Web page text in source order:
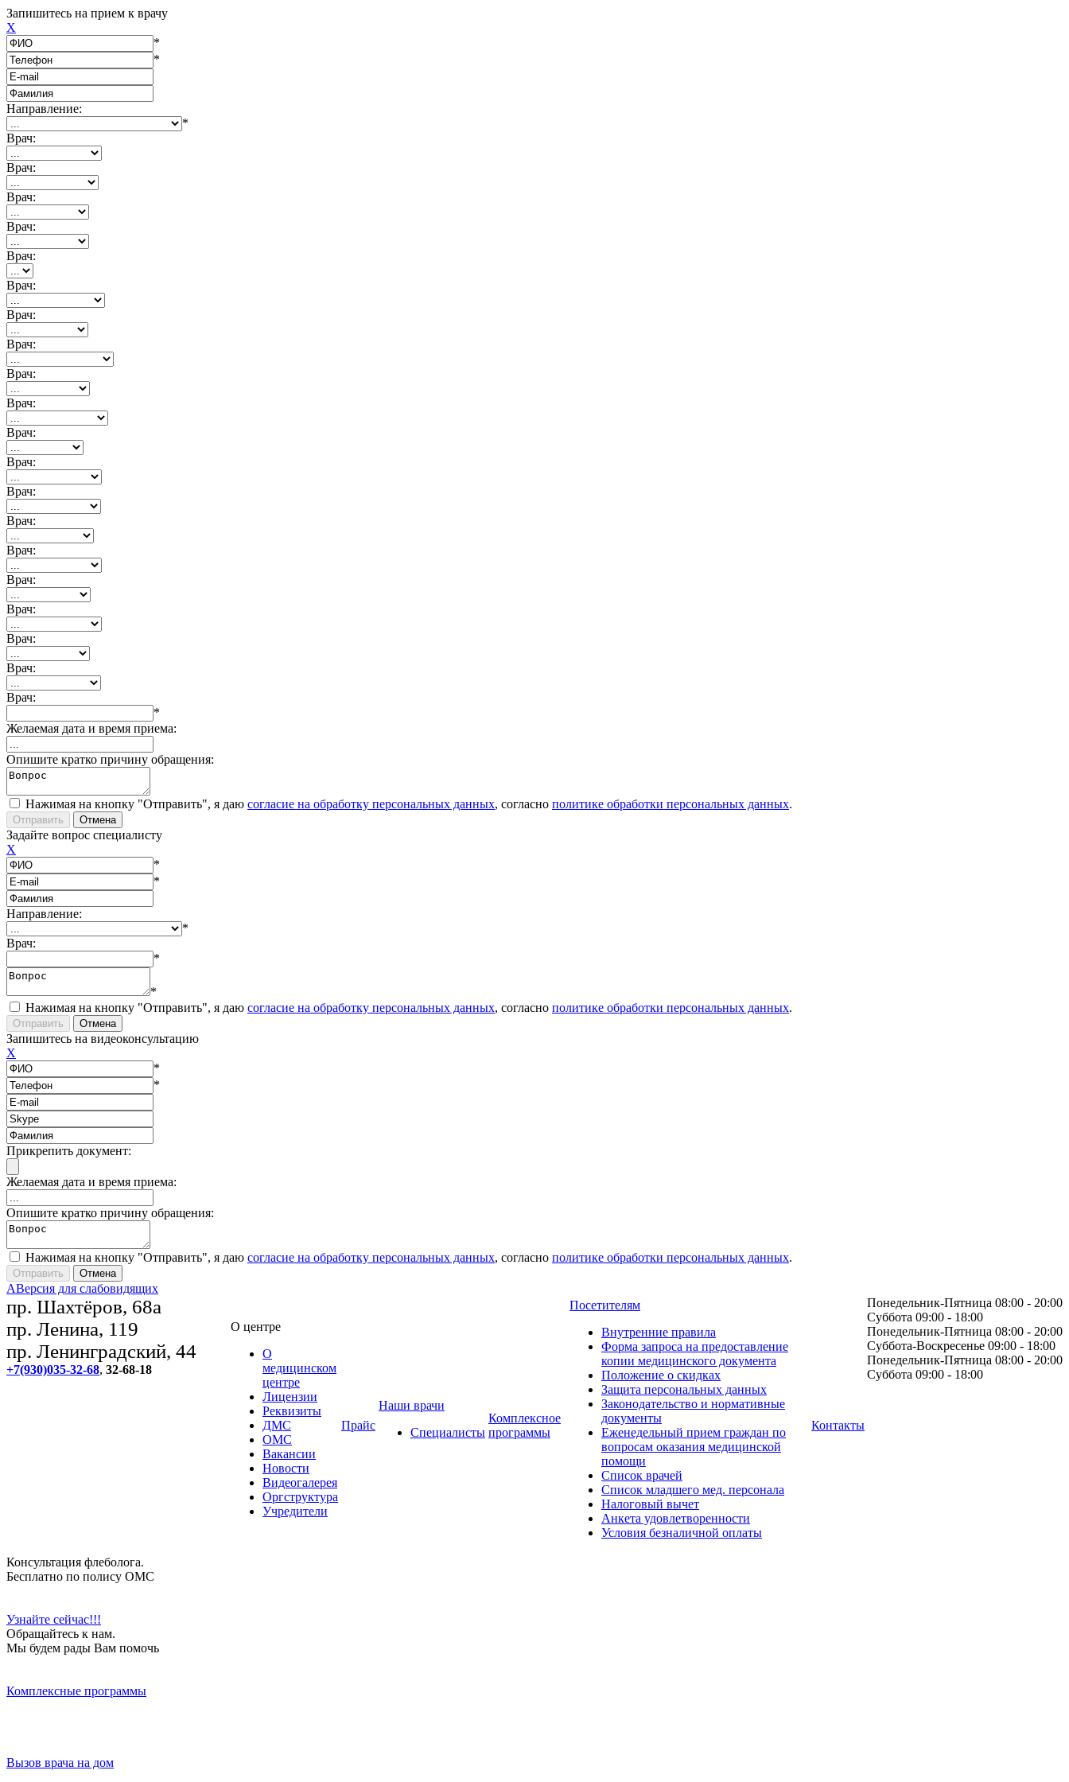
Запишитесь на прием к врачу
X
*
*
Направление:
*
Врач:
Врач:
Врач:
Врач:
Врач:
Врач:
Врач:
Врач:
Врач:
Врач:
Врач:
Врач:
Врач:
Врач:
Врач:
Врач:
Врач:
Врач:
Врач:
Врач:
*
Желаемая дата и время приема:
Опишите кратко причину обращения:
Нажимая на кнопку "Отправить", я даю согласие на обработку персональных данных, согласно политике обработки персональных данных.
Задайте вопрос специалисту
X
*
*
Направление:
*
Врач:
*
*
Нажимая на кнопку "Отправить", я даю согласие на обработку персональных данных, согласно политике обработки персональных данных.
Запишитесь на видеоконсультацию
X
*
*
Прикрепить документ:
Желаемая дата и время приема:
Опишите кратко причину обращения:
Нажимая на кнопку "Отправить", я даю согласие на обработку персональных данных, согласно политике обработки персональных данных.
AВерсия для слабовидящих
пр. Шахтёров, 68а
пр. Ленина, 119
пр. Ленинградский, 44
+7(930)035-32-68, 32-68-18
Понедельник-Пятница 08:00 - 20:00
Суббота 09:00 - 18:00
Понедельник-Пятница 08:00 - 20:00
Суббота-Воскресенье 09:00 - 18:00
Понедельник-Пятница 08:00 - 20:00
Суббота 09:00 - 18:00
О центре
О
медицинском
центре
Лицензии
Реквизиты
ДМС
ОМС
Вакансии
Новости
Видеогалерея
Оргструктура
Учредители
Прайс
Наши врачи
Специалисты
Комплексное
программы
Посетителям
Внутренние правила
Форма запроса на предоставление
копии медицинского документа
Положение о скидках
Защита персональных данных
Законодательство и нормативные
документы
Еженедельный прием граждан по
вопросам оказания медицинской
помощи
Список врачей
Список младшего мед. персонала
Налоговый вычет
Анкета удовлетворенности
Условия безналичной оплаты
Контакты
Консультация флеболога.
Бесплатно по полису ОМС
Узнайте сейчас!!!
Обращайтесь к нам.
Мы будем рады Вам помочь
Комплексные программы
Вызов врача на дом